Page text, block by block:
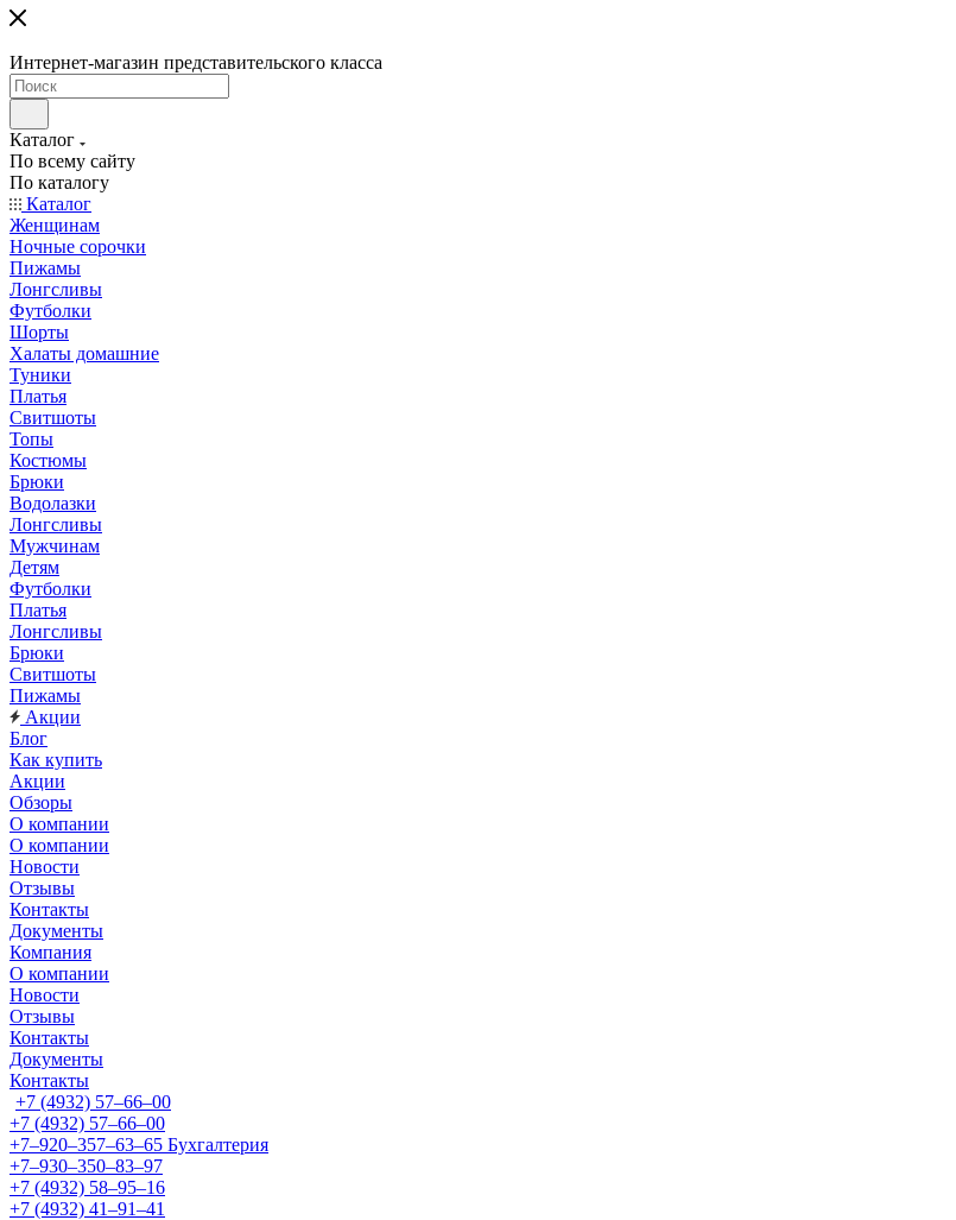
Интернет-магазин представительского класса
Каталог
По всему сайту
По каталогу
Каталог
Женщинам
Ночные сорочки
Пижамы
Лонгсливы
Футболки
Шорты
Халаты домашние
Туники
Платья
Свитшоты
Топы
Костюмы
Брюки
Водолазки
Лонгсливы
Мужчинам
Детям
Футболки
Платья
Лонгсливы
Брюки
Свитшоты
Пижамы
Акции
Блог
Как купить
Акции
Обзоры
О компании
О компании
Новости
Отзывы
Контакты
Документы
Компания
О компании
Новости
Отзывы
Контакты
Документы
Контакты
+7 (4932) 57‒66‒00
+7 (4932) 57‒66‒00
+7‒920‒357‒63‒65 Бухгалтерия
+7‒930‒350‒83‒97
+7 (4932) 58‒95‒16
+7 (4932) 41‒91‒41